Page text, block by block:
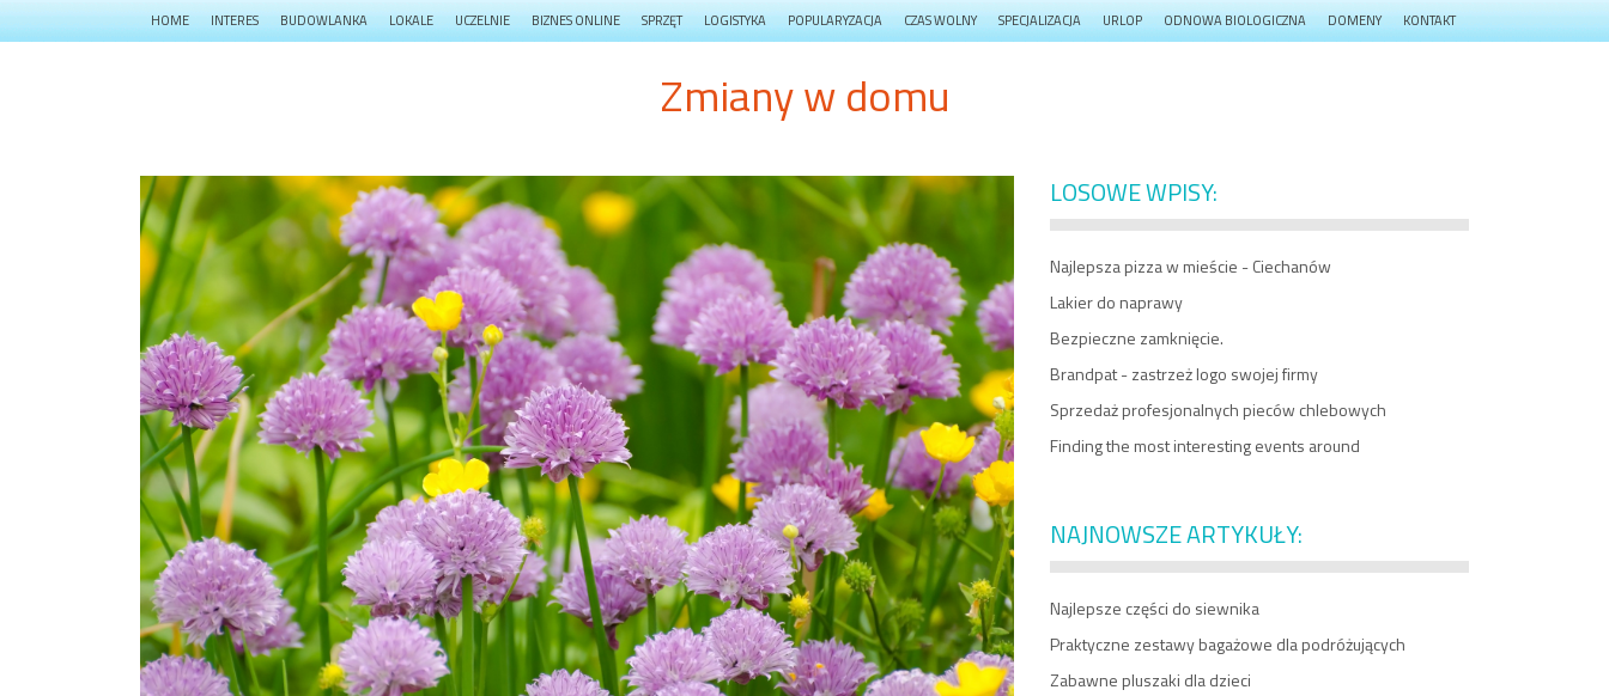
HOME INTERES BUDOWLANKA LOKALE UCZELNIE BIZNES ONLINE SPRZĘT LOGISTYKA POPULARYZACJA CZAS WOLNY SPECJALIZACJA URLOP ODNOWA BIOLOGICZNA DOMENY KONTAKT
Zmiany w domu
LOSOWE WPISY:
Najlepsza pizza w mieście - Ciechanów
Lakier do naprawy
Bezpieczne zamknięcie.
Brandpat - zastrzeż logo swojej firmy
Sprzedaż profesjonalnych pieców chlebowych
Finding the most interesting events around
NAJNOWSZE ARTYKUŁY:
Najlepsze części do siewnika
Praktyczne zestawy bagażowe dla podróżujących
Zabawne pluszaki dla dzieci